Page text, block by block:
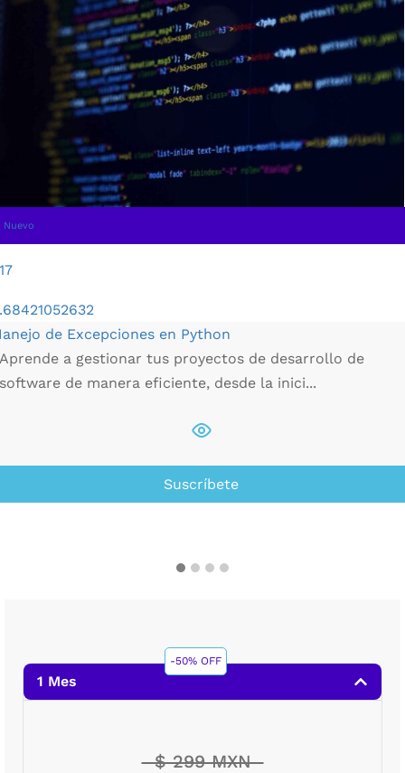
Nuevo
de Excepciones en Python
Aprende a gestionar tus proyectos de desarrollo de
software de manera eficiente, desde la inici...
Suscríbete
-50% OFF
1 Mes
$ 299 MXN